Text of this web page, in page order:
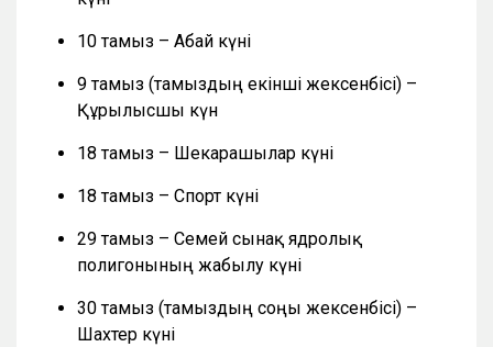
10 тамыз – Абай күні
9 тамыз (тамыздың екінші жексенбісі) –
Құрылысшы күн
18 тамыз – Шекарашылар күні
18 тамыз – Спорт күні
29 тамыз – Семей сынақ ядролық
полигонының жабылу күні
30 тамыз (тамыздың соңғы жексенбісі) –
Шахтер күні